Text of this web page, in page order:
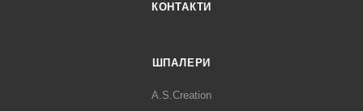
КОНТАКТИ
ШПАЛЕРИ
A.S.Creation